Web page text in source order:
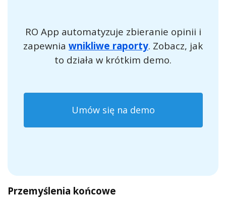
RO App automatyzuje zbieranie opinii i
zapewnia wnikliwe raporty. Zobacz, jak
to działa w krótkim demo.
Umów się na demo
Przemyślenia końcowe